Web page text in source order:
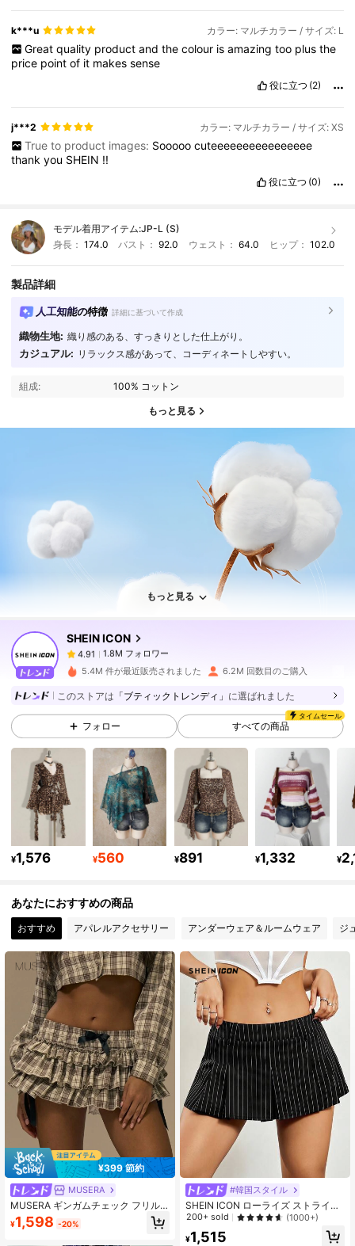
k***u カラー: マルチカラー / サイズ: L
Great quality product and the colour is amazing too plus the
price pointof it makessense
役に立つ (2)
j***2 カラー: マルチカラー / サイズ: XS
True to product images: Sooooo cuteeeeeeeeeeeeeeee
thankyou SHEIN !!
役に立つ (0)
モデル着用アイテム:JP-L (S)
身長： 174.0 バスト：92.0 ウェスト： 64.0 ヒップ： 102.0
製品詳細
人工知能の特徴 詳細に基づいて作成
織物生地: 織り感のある、すっきりとした仕上がり。
カジュアル: リラックス感があって、コーディネートしやすい。
組成: 100% コットン
もっと見る
もっと見る
SHEIN ICON
4.91
1.8M フォロワー
4.91
1.8M フォロワー
a***6は1日前に購入しました
4.91 1.8M フォロワー
4.91 1.8M フォロワー
1.8M フォロワー
1.8M フォロワー
4.91 1.8M フォロワー
4.91 1.8M フォロワー
1.8M フォロワー
4.91 1.8M フォロワー
5.4M 件が最近販売されました 6.2M 回数目のご購入
このストアは 「ブティックトレンディ」 に選ばれました
フォロー
タイムセール
すべての商品
¥1,576 ¥560 ¥891 ¥1,332 ¥
あなたにおすすめの商品
おすすめ アパレルアクセサリー アンダーウェア＆ルームウェア ジ
¥399 節約
MUSERA
MUSERA ギンガムチェック フリル
トリム リボン ブルマショーツ かわ
いい ストリートウェア フェスティバ
¥1,598 -20%
#韓国スタイル
SHEIN ICON ローライズ ストライプ
プリーツミニスカート
200+ sold (1000+)
¥1,515